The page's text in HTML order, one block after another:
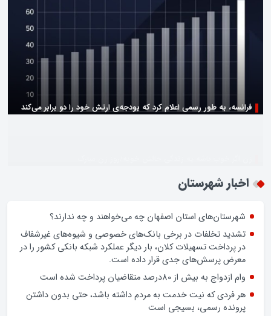
اخبار شهرستان
شهرستان‌های استان اصفهان چه می‌خواهند و چه ندارند؟
تشدید تخلفات در برخی بانک‌های خصوصی و شیوه‌های غیرشفاف
در پرداخت تسهیلات کلان، بار دیگر عملکرد شبکه بانکی کشور را در
معرض پرسش‌های جدی قرار داده است.
وام ازدواج به بیش از 80درصد متقاضیان پرداخت شده است
هر فردی که نیت خدمت به مردم داشته باشد، حتی بدون داشتن
پرونده رسمی، بسیجی است